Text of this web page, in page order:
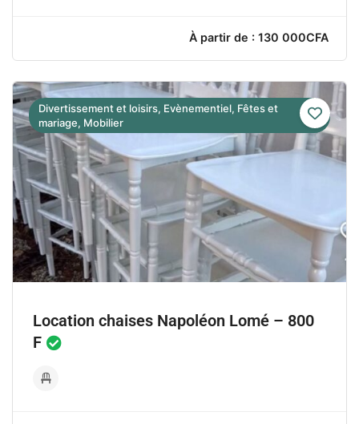
À partir de : 130
Divertissement et loisirs, Evènementiel, Fêtes et
mariage, Mobilier
Location chaises Napoléon Lomé – 800
F